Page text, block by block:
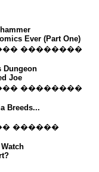
Ever (Part One)
��������
Dungeon
Joe
��������
Breeds...
������
Watch